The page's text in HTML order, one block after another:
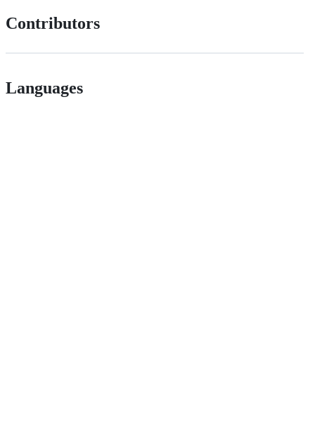
Contributors
Languages